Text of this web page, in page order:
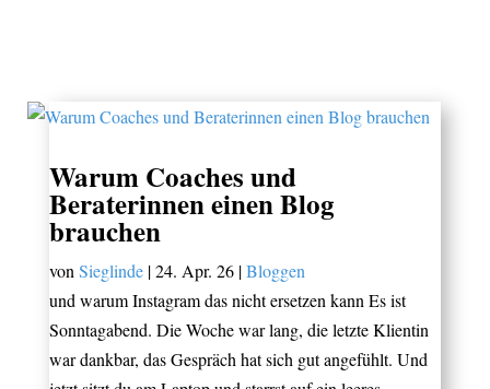
Warum Coaches und
Beraterinnen einen Blog
brauchen
von Sieglinde|24. Apr. 26|Bloggen
und warum Instagram das nicht ersetzen kann Es ist
Sonntagabend. Die Woche war lang, die letzte Klientin
war dankbar, das Gespräch hat sich gut angefühlt. Und